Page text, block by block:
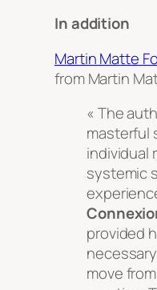
In addition
Martin Matte
from Martin
« The
masterful
individual
systemic
provided
move